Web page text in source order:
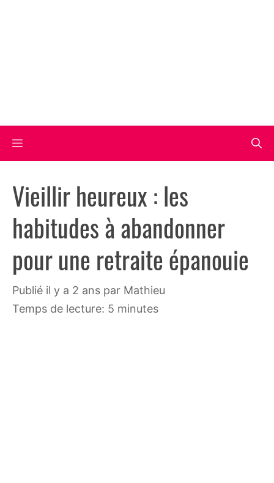
Menu
Vieillir heureux : les
habitudes à abandonner
pour une retraite épanouie
publié il y a 2 ans par Mathieu
Temps de lecture: 5 minutes